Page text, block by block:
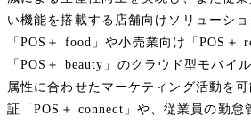
い機能を搭載する店舗向けソリューシ
「POS＋ food」や小売業向け「POS＋
「POS＋ beauty」のクラウド型モバイ
属性に合わせたマーケティング活動を
証「POS＋ connect」や、従業員の勤怠